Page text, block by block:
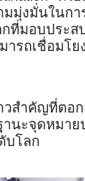
มมุ่งมั่นในกา
กที่มอบประ
ารถเชื่อมโ
วสำคัญที่ตอ
นะจุดหมาย
บโลก